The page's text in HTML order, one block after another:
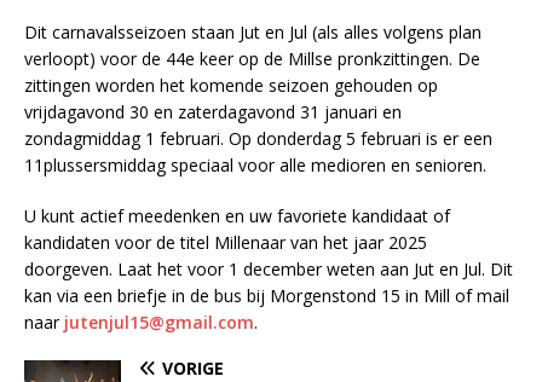
Dit carnavalsseizoen staan Jut en Jul (als alles volgens plan
verloopt) voor de 44e keer op de Millse pronkzittingen. De
zittingen worden het komende seizoen gehouden op
vrijdagavond 30 en zaterdagavond 31 januari en
zondagmiddag 1 februari. Op donderdag 5 februari is er een
11plussersmiddag speciaal voor alle medioren en senioren.
U kunt actief meedenken en uw favoriete kandidaat of
kandidaten voor de titel Millenaar van het jaar 2025
doorgeven. Laat het voor 1 december weten aan Jut en Jul. Dit
kan via een briefje in de bus bij Morgenstond 15 in Mill of mail
naar jutenjul15@gmail.com.
VORIGE